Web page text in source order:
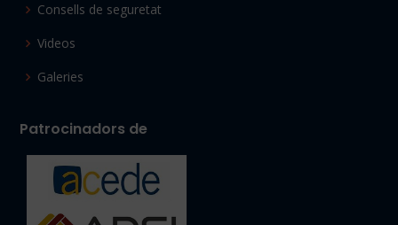
Consells de seguretat
Videos
Galeries
Patrocinadors de